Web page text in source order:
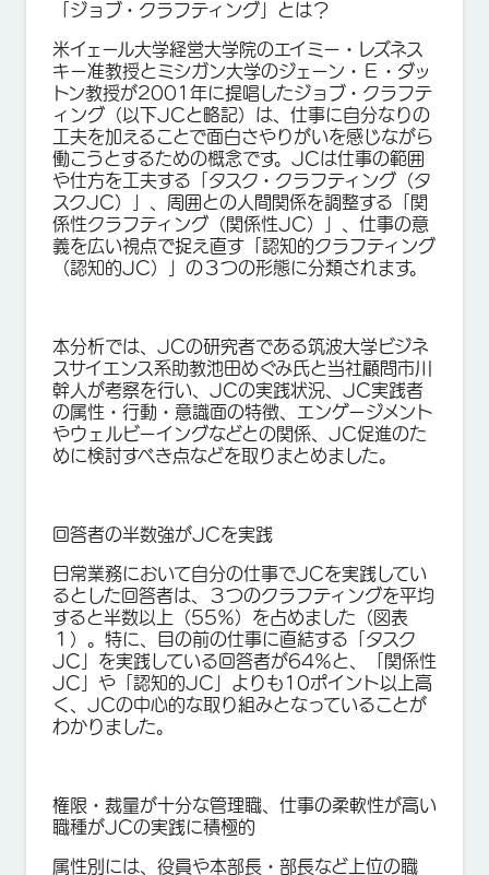
「ジョブ・クラフティング」とは？
米イェール大学経営大学院のエイミー・レズネス
キー准教授とミシガン大学のジェーン・Ｅ・ダッ
トン教授が2001年に提唱したジョブ・クラフテ
ィング（以下JCと略記）は、仕事に自分なりの
工夫を加えることで面白さやりがいを感じながら
働こうとするための概念です。JCは仕事の範囲
や仕方を工夫する「タスク・クラフティング（タ
スクJC）」、周囲との人間関係を調整する「関
係性クラフティング（関係性JC）」、仕事の意
義を広い視点で捉え直す「認知的クラフティング
（認知的JC）」の３つの形態に分類されます。
本分析では、JCの研究者である筑波大学ビジネ
スサイエンス系助教池田めぐみ氏と当社顧問市川
幹人が考察を行い、JCの実践状況、JC実践者
の属性・行動・意識面の特徴、エンゲージメント
やウェルビーイングなどとの関係、JC促進のた
めに検討すべき点などを取りまとめました。
回答者の半数強がJCを実践
日常業務において自分の仕事でJCを実践してい
るとした回答者は、３つのクラフティングを平均
すると半数以上（55％）を占めました（図表
１）。特に、目の前の仕事に直結する「タスク
JC」を実践している回答者が64％と、「関係性
JC」や「認知的JC」よりも10ポイント以上高
く、JCの中心的な取り組みとなっていることが
わかりました。
権限・裁量が十分な管理職、仕事の柔軟性が高い
職種がJCの実践に積極的
属性別には、役員や本部長・部長など上位の職